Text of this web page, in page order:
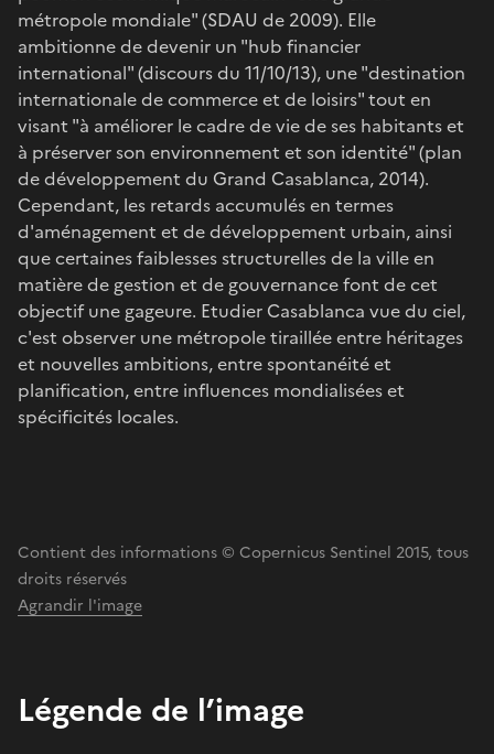
métropole mondiale" (SDAU de 2009). Elle
ambitionne de devenir un "hub financier
international" (discours du 11/10/13), une "destination
internationale de commerce et de loisirs" tout en
visant "à améliorer le cadre de vie de ses habitants et
à préserver son environnement et son identité" (plan
de développement du Grand Casablanca, 2014).
Cependant, les retards accumulés en termes
d'aménagement et de développement urbain, ainsi
que certaines faiblesses structurelles de la ville en
matière de gestion et de gouvernance font de cet
objectif une gageure. Etudier Casablanca vue du ciel,
c'est observer une métropole tiraillée entre héritages
et nouvelles ambitions, entre spontanéité et
planification, entre influences mondialisées et
spécificités locales.
Contient des informations © Copernicus Sentinel 2015, tous
droits réservés
Agrandir l'image
Légende de l’image